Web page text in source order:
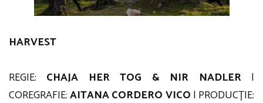
HARVEST
REGIE: CHAJA HER TOG & NIR NADLER|
COREGRAFIE:AITANA CORDERO VICO | PRODUCȚIE: